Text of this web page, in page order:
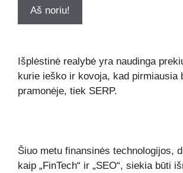
Aš noriu!
Išplėstinė realybė yra naudinga
kurie ieško ir kovoja, kad pirmiausia
pramonėje, tiek SERP.
Šiuo metu finansinės technologijos,
kaip „FinTech“ ir „SEO“, siekia būti